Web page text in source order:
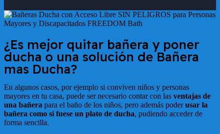
¿Es mejor quitar bañera y poner
ducha o una solución de Bañera
mas Ducha?
En algunos casos, por ejemplo si conviven niños y personas
mayores en tu casa, puede ser necesario contar con las ventajas de
una bañera para el baño de los niños, pero además poderusar la
bañera como si fuese un plato de ducha, pudiendo acceder de
forma sencilla.